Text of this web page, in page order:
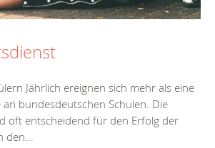
Jährlich ereignen sich mehr als eine
an bundesdeutschen Schulen. Die
oft entscheidend für den Erfolg der